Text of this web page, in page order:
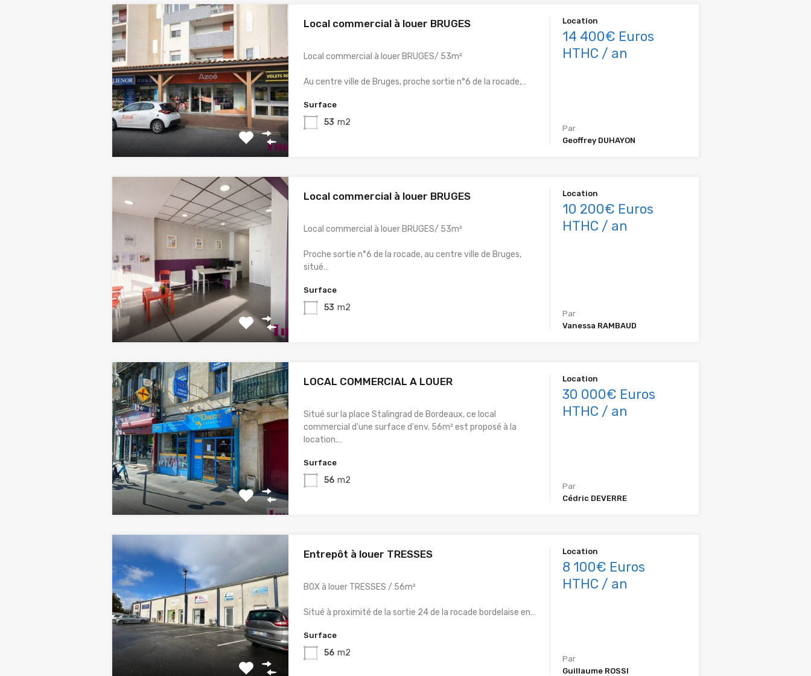
Local commercial à louer BRUGES
Local commercial à louer BRUGES/ 53m²
Au centre ville de Bruges, proche sortie n°6 de la rocade,…
Surface
53 m2
Location
14 400€ Euros
HTHC / an
Par
Geoffrey DUHAYON
Local commercial à louer BRUGES
Local commercial à louer BRUGES/ 53m²
Proche sortie n°6 de la rocade, au centre ville de Bruges,
situé…
Surface
53 m2
Location
10 200€ Euros
HTHC / an
Par
Vanessa RAMBAUD
LOCAL COMMERCIAL A LOUER
Situé sur la place Stalingrad de Bordeaux, ce local
commercial d'une surface d'env. 56m² est proposé à la
location.…
Surface
56 m2
Location
30 000€ Euros
HTHC / an
Par
Cédric DEVERRE
Entrepôt à louer TRESSES
BOX à louer TRESSES / 56m²
Situé à proximité de la sortie 24 de la rocade bordelaise en…
Surface
56 m2
Location
8 100€ Euros
HTHC / an
Par
Guillaume ROSSI